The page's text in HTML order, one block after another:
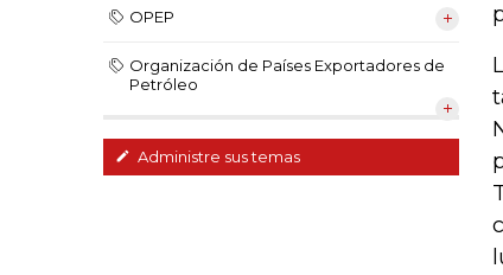
OPEP
Organización de Países Exportadores de
Petróleo
Administre sus temas